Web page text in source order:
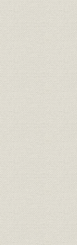
電話
電話
技術;施設
電話
電話;設備
電話;設備